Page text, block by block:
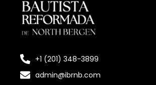
+1 (201) 348-3899
admin@ibrnb.com